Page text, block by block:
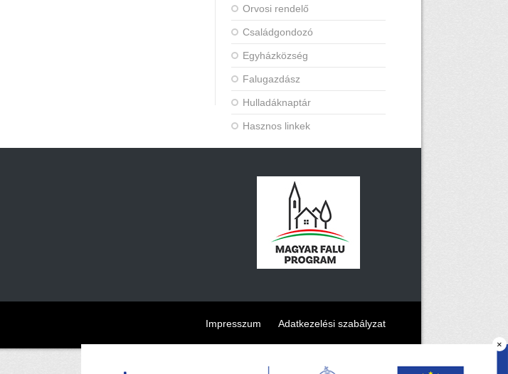
×
Orvosi rendelő
Családgondozó
Egyházközség
Falugazdász
Hulladáknaptár
Hasznos linkek
Impresszum Adatkezelési szabályzat